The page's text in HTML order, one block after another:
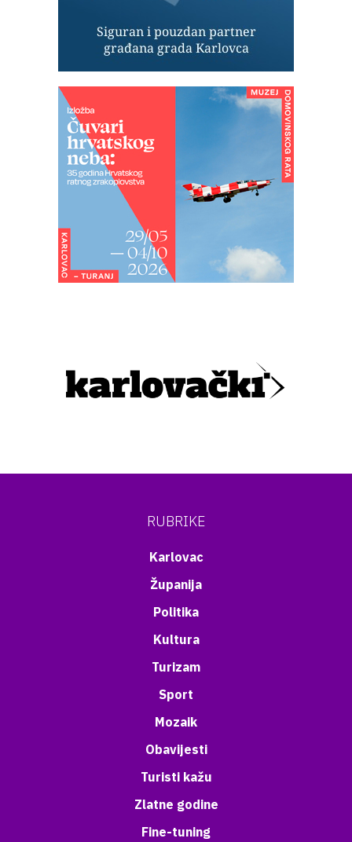
RUBRIKE
Karlovac
Županija
Politika
Kultura
Turizam
Sport
Mozaik
Obavijesti
Turisti kažu
Zlatne godine
Fine-tuning